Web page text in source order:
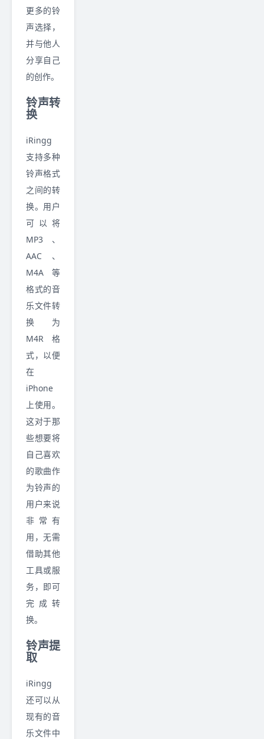
更多的铃
声选择，
并与他人
分享自己
的创作。
铃声转
换
iRingg
支持多种
铃声格式
之间的转
换。用户
可以将
MP3、
AAC、
M4A 等
格式的音
乐文件转
换为
M4R 格
式，以便
在
iPhone
上使用。
这对于那
些想要将
自己喜欢
的歌曲作
为铃声的
用户来说
非常有
用，无需
借助其他
工具或服
务，即可
完成转
换。
铃声提
取
iRingg
还可以从
现有的音
乐文件中